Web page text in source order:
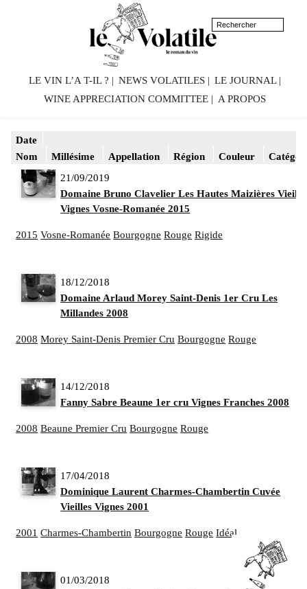
LE VIN L’A T-IL ? NEWS VOLATILES
LE JOURNAL
WINE APPRECIATION COMMITTEE
A PROPOS
Date
Nom
Millésime Appellation Région Couleur
21/09/2019
Domaine Bruno Clavelier Les Hautes Maizières
Vignes Vosne-Romanée 2015
2015 Vosne-Romanée Bourgogne Rouge Rigide
18/12/2018
Domaine Arlaud Morey Saint-Denis 1er Cru Les
Millandes 2008
2008 Morey Saint-Denis Premier Cru Bourgogne Rouge
14/12/2018
Fanny Sabre Beaune 1er cru Vignes Franches 2008
2008 Beaune Premier Cru Bourgogne Rouge
17/04/2018
Dominique Laurent Charmes-Chambertin Cuvée
Vieilles Vignes 2001
2001 Charmes-Chambertin Bourgogne Rouge Idéal
01/03/2018